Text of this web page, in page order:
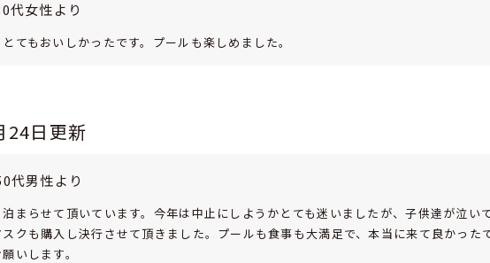
代女性より
てもおいしかったです。プールも楽しめました。
24日更新
代男性より
まらせて頂いています。今年は中止にしようかとても迷いましたが、子供達が泣い
クも購入し決行させて頂きました。プールも食事も大満足で、本当に来て良かった
いします。